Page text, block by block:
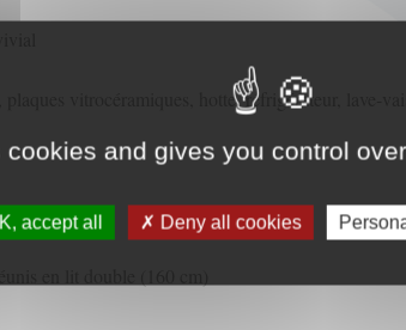
vitrocéramiques, hotte, réfrigérateur,
en lit double (160 cm)
and gives you control
accept all Deny all cookies